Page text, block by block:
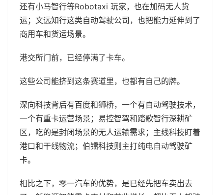
还有小马智行等Robotaxi 玩家，也在加码无人货
运；文远知行这类自动驾驶公司，也把能力延伸到了
商用车和货运场景。
港交所门前，已经停满了卡车。
这些公司能挤到这条赛道里，也都有自己的牌。
深向科技背后有百度和狮桥，一个有自动驾驶技术，
一个有重卡运营场景；易控智驾和踏歌智行深耕矿
区，吃的是封闭场景的无人运输需求；主线科技盯着
港口和干线物流；伯镭科技则主打纯电自动驾驶矿
卡。
相比之下，零一汽车的优势，是已经先把车卖出去